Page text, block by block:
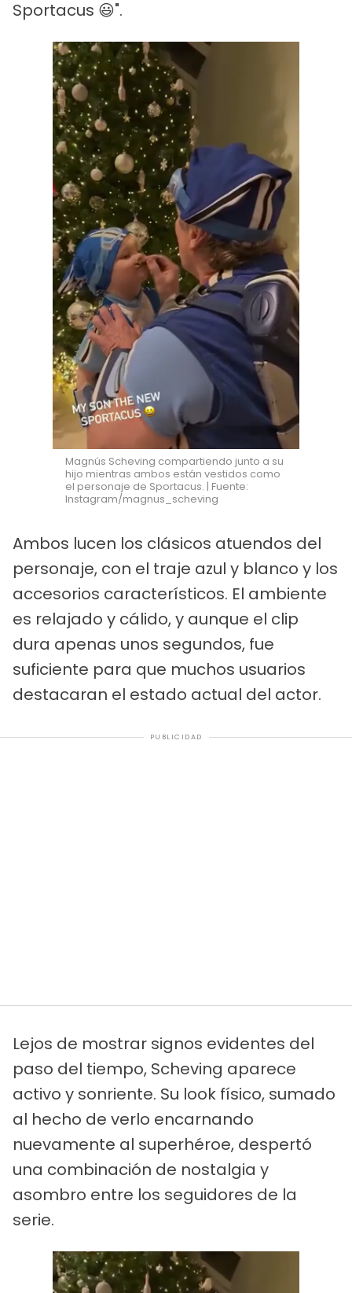
Sportacus 😃".
Magnús Scheving compartiendo junto a su
hijo mientras ambos están vestidos como
el personaje de Sportacus. | Fuente:
Instagram/magnus_scheving
Ambos lucen los clásicos atuendos del
personaje, con el traje azul y blanco y los
accesorios característicos. El ambiente
es relajado y cálido, y aunque el clip
dura apenas unos segundos, fue
suficiente para que muchos usuarios
destacaran el estado actual del actor.
PUBLICIDAD
Lejos de mostrar signos evidentes del
paso del tiempo, Scheving aparece
activo y sonriente. Su look físico, sumado
al hecho de verlo encarnando
nuevamente al superhéroe, despertó
una combinación de nostalgia y
asombro entre los seguidores de la
serie.